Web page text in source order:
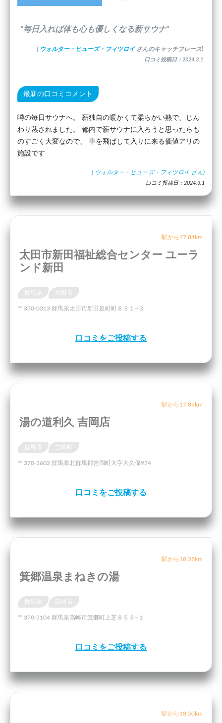
”毎日入れば体も心も優しくなる薪サウナ”
( ウォルター・ヒューズ・フィツロイ さんのキャッチフレーズ)
口コミ投稿日：2024.3.1
最新の口コミコメント
噂の毎日サウナへ。 薪独自の暖かくて柔らかい熱で、じん
わり蒸されました。 都内で薪サウナに入ろうと思ったらも
のすごく大変なので、 車を飛ばして入りに来る価値アリの
施設です
( ウォルター・ヒューズ・フィツロイ さん)
口コミ投稿日：2024.3.1
駅から17.84km
太田市新田福祉総合センター ユーラ
ンド新田
〒370-0313 群馬県太田市新田反町町８３１−３
口コミをご投稿する
駅から17.89km
湯の道利久 吉岡店
〒370-3602 群馬県北群馬郡吉岡町大字大久保974
口コミをご投稿する
駅から18.28km
箕郷温泉まねきの湯
〒370-3104 群馬県高崎市箕郷町上芝８５３−１
口コミをご投稿する
駅から18.50km